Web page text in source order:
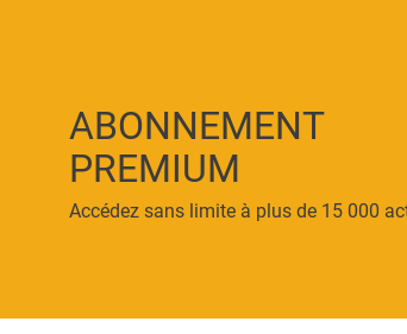
ABONNEMENT
PREMIUM
Accédez sans limite à plus de 15 000